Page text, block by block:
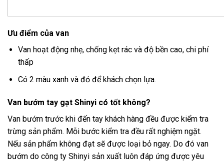
Ưu điểm của van
Van hoạt động nhẹ, chống kẹt rác và độ bền cao, chi phí
thấp
Có 2 màu xanh và đỏ để khách chọn lựa.
Van bướm tay gạt Shinyi có tốt không?
Van bướm trước khi đến tay khách hàng đều được kiểm tra
trừng sản phẩm. Mỗi bước kiểm tra đều rất nghiệm ngặt.
Nếu sản phẩm không đạt sẽ được loại bỏ ngay. Do đó van
bướm do công ty Shinyi sản xuất luôn đáp ứng được yêu